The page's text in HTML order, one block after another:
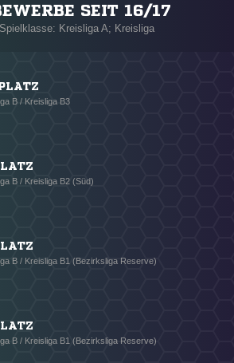
SEIT 16/17
Kreisliga A; Kreisliga
B / Kreisliga B3
B / Kreisliga B2 (Süd)
B / Kreisliga B1 (Bezirksliga Reserve)
B / Kreisliga B1 (Bezirksliga Reserve)